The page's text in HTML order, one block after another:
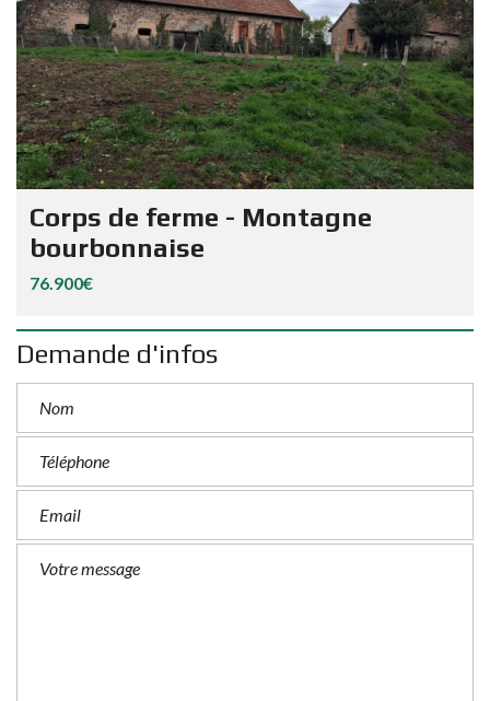
Corps de ferme - Montagne
bourbonnaise
76.900€
Demande d'infos